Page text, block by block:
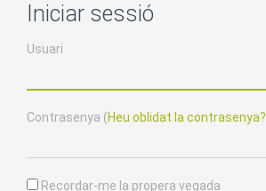
Iniciar sessió
Usuari
Contrasenya (Heu oblidat la contrasenya?
Recordar-me la propera vegada